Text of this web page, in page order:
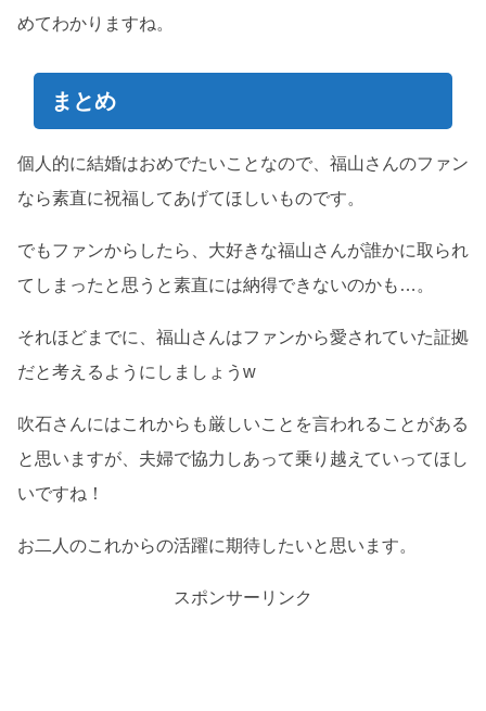
めてわかりますね。
まとめ
個人的に結婚はおめでたいことなので、福山さんのファン
なら素直に祝福してあげてほしいものです。
でもファンからしたら、大好きな福山さんが誰かに取られ
てしまったと思うと素直には納得できないのかも…。
それほどまでに、福山さんはファンから愛されていた証拠
だと考えるようにしましょうw
吹石さんにはこれからも厳しいことを言われることがある
と思いますが、夫婦で協力しあって乗り越えていってほし
いですね！
お二人のこれからの活躍に期待したいと思います。
スポンサーリンク